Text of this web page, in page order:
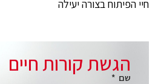
חיי הפיתוח בצורה יעילה
הגשת קורות חיים
שם